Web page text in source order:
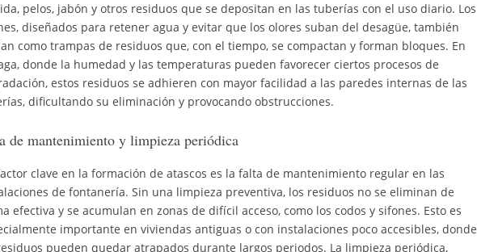
pelos, jabón y otros residuos que se depositan en las tuberías con el uso diario. Los
diseñados para retener agua y evitar que los olores suban del desagüe, también
como trampas de residuos que, con el tiempo, se compactan y forman bloques. En
donde la humedad y las temperaturas pueden favorecer ciertos procesos de
estos residuos se adhieren con mayor facilidad a las paredes internas de las
dificultando su eliminación y provocando obstrucciones.
de mantenimiento y limpieza periódica
clave en la formación de atascos es la falta de mantenimiento regular en las
de fontanería. Sin una limpieza preventiva, los residuos no se eliminan de
efectiva y se acumulan en zonas de difícil acceso, como los codos y sifones. Esto es
importante en viviendas antiguas o con instalaciones poco accesibles, donde
pueden quedar atrapados durante largos periodos. La limpieza periódica,